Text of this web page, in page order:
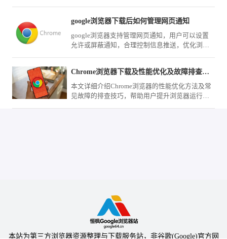
google浏览器下载后如何管理网页通知
google浏览器支持管理网页通知，用户可以设置
允许或屏蔽通知，合理控制信息推送，优化浏览
Chrome浏览器下载及性能优化及故障排查实用详细教程
本文详细介绍Chrome浏览器的性能优化方法及常
见故障的排查技巧，帮助用户提升浏览器运行效
本站为第三方浏览器资源整理与下载服务站，非谷歌(Google)官方网